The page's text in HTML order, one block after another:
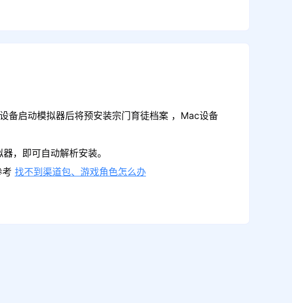
备启动模拟器后将预安装宗门育徒档案 ，Mac设备
，即可自动解析安装。
找不到渠道包、游戏角色怎么办